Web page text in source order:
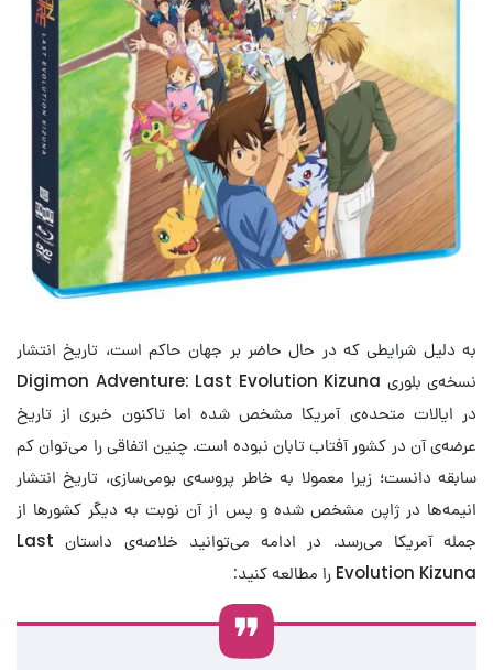
به دلیل شرایطی که در حال حاضر بر جهان حاکم است، تاریخ انتشار
نسخه‌ی بلوری Digimon Adventure: Last Evolution Kizuna
در ایالات متحده‌ی آمریکا مشخص شده اما تاکنون خبری از تاریخ
عرضه‌ی آن در کشور آفتاب تابان نبوده است. چنین اتفاقی را می‌توان کم
سابقه دانست؛ زیرا معمولا به خاطر پروسه‌ی بومی‌سازی، تاریخ انتشار
انیمه‌ها در ژاپن مشخص شده و پس از آن نوبت به دیگر کشورها از
جمله آمریکا می‌رسد. در ادامه می‌توانید خلاصه‌ی داستان Last
Evolution Kizuna را مطالعه کنید: